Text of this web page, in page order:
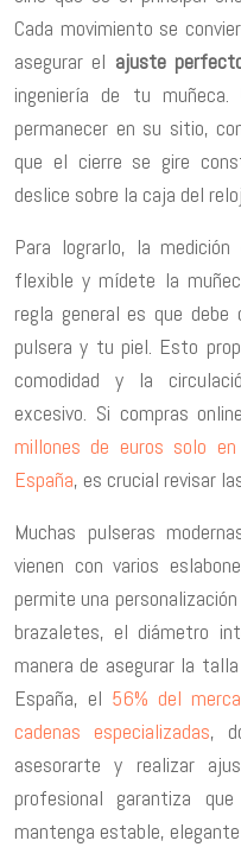
Cada movimiento se
asegurar el ajuste
ingeniería de tu
permanecer en su sitio,
que el cierre se gire
deslice sobre la caja del
Para lograrlo, la
flexible y mídete la
regla general es que debe
pulsera y tu piel. Esto
comodidad y la
excesivo. Si compras
millones de euros solo
España, es crucial revisar
Muchas pulseras
vienen con varios
permite una
brazaletes, el diámetro
manera de asegurar la
España, el 56% del
cadenas especializadas,
asesorarte y realizar
profesional garantiza
mantenga estable,